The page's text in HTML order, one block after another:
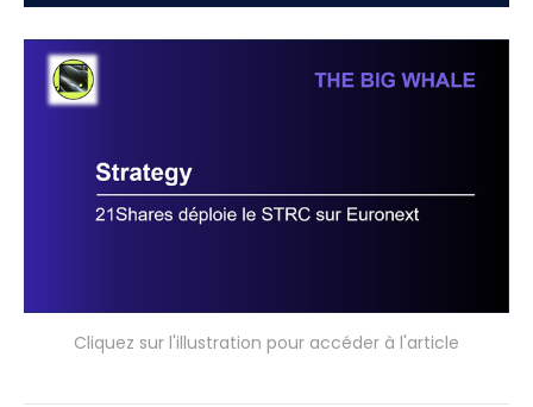
Cliquez sur l'illustration pour accéder à l'article